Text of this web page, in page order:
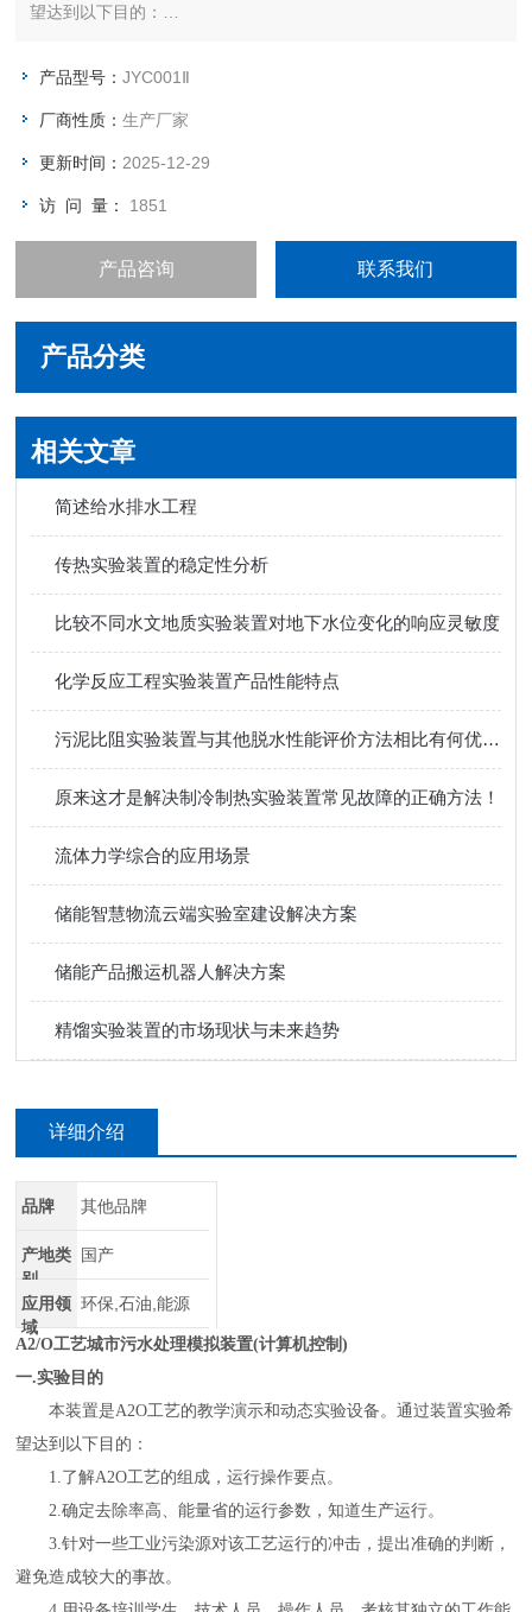
望达到以下目的：
2.确定去除率高、能量省的运行参数，知道生产运行；
避免造成较大的事故；
产品型号：JYC001Ⅱ
厂商性质：生产厂家
更新时间： 2025-12-29
访 问 量： 1851
产品咨询 联系我们
产品分类
相关文章
简述给水排水工程
传热实验装置的稳定性分析
比较不同水文地质实验装置对地下水位变化的响应灵敏度
化学反应工程实验装置产品性能特点
污泥比阻实验装置与其他脱水性能评价方法相比有何优势？
原来这才是解决制冷制热实验装置常见故障的正确方法！
流体力学综合的应用场景
储能智慧物流云端实验室建设解决方案
储能产品搬运机器人解决方案
精馏实验装置的市场现状与未来趋势
详细介绍
品牌 其他品牌
产地类
别
国产
应用领
域
环保,石油,能源
A2/O工艺城市污水处理模拟装置(计算机控制)
一.实验目的
本装置是A2O工艺的教学演示和动态实验设备。通过装置实验希
望达到以下目的：
1.了解A2O工艺的组成，运行操作要点。
2.确定去除率高、能量省的运行参数，知道生产运行。
3.针对一些工业污染源对该工艺运行的冲击，提出准确的判断，
避免造成较大的事故。